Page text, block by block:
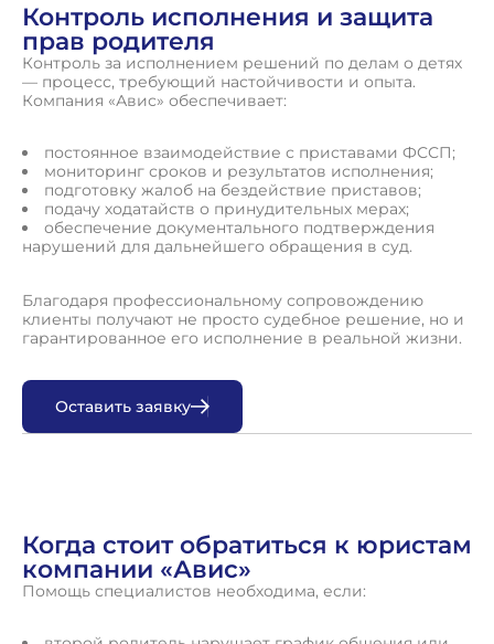
Контроль исполнения и защита
прав родителя
Контроль за исполнением решений по делам о детях
— процесс, требующий настойчивости и опыта.
Компания «Авис» обеспечивает:
постоянное взаимодействие с приставами ФССП;
мониторинг сроков и результатов исполнения;
подготовку жалоб на бездействие приставов;
подачу ходатайств о принудительных мерах;
обеспечение документального подтверждения
нарушений для дальнейшего обращения в суд.
Благодаря профессиональному сопровождению
клиенты получают не просто судебное решение, но и
гарантированное его исполнение в реальной жизни.
Оставить заявку
Когда стоит обратиться к юристам
компании «Авис»
Помощь специалистов необходима, если: